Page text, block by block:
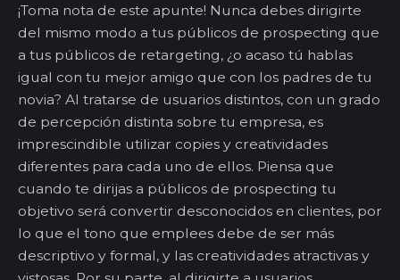
¡Toma nota de este apunte! Nunca debes dirigirte
del mismo modo a tus públicos de prospecting que
a tus públicos de retargeting, ¿o acaso tú hablas
igual con tu mejor amigo que con los padres de tu
novia? Al tratarse de usuarios distintos, con un grado
de percepción distinta sobre tu empresa, es
imprescindible utilizar copies y creatividades
diferentes para cada uno de ellos. Piensa que
cuando te dirijas a públicos de prospecting tu
objetivo será convertir desconocidos en clientes, por
lo que el tono que emplees debe de ser más
descriptivo y formal, y las creatividades atractivas y